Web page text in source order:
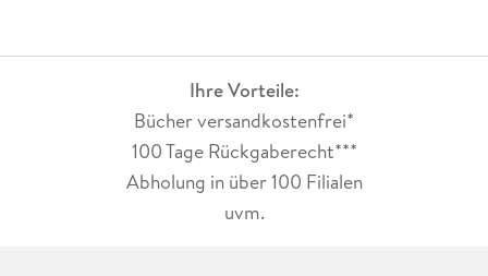
Ihre Vorteile:
Bücher versandkostenfrei*
100 Tage Rückgaberecht***
Abholung in über 100 Filialen
uvm.